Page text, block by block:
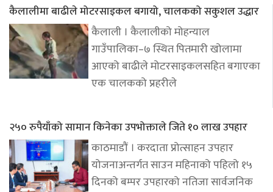
कैलालीमा बाढीले मोटरसाइकल बगायो, चालकको सकुशल उद्धार
कैलाली । कैलालीको मोहन्याल
गाउँपालिका–७ स्थित पितमारी खोलामा
आएको बाढीले मोटरसाइकलसहित बगाएका
एक चालकको प्रहरीले
२५० रुपैयाँको सामान किनेका उपभोक्ताले जिते १० लाख उपहार
काठमाडौं । करदाता प्रोत्साहन उपहार
योजनाअन्तर्गत साउन महिनाको पहिलो १५
दिनको बम्पर उपहारको नतिजा सार्वजनिक